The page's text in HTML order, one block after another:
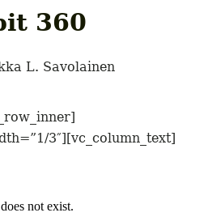
360
L. Savolainen
3″][vc_column_text]